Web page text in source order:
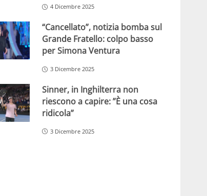
4 Dicembre 2025
“Cancellato”, notizia bomba sul
Grande Fratello: colpo basso
per Simona Ventura
3 Dicembre 2025
Sinner, in Inghilterra non
riescono a capire: ”È una cosa
ridicola”
3 Dicembre 2025